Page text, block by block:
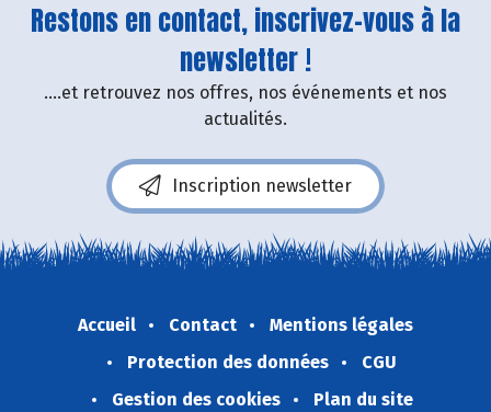
Restons en contact, inscrivez-vous à la
newsletter !
....et retrouvez nos offres, nos événements et nos
actualités.
Inscription newsletter
Accueil Contact
Mentions légales
Protection des données
CGU
Gestion des cookies
Plan du site